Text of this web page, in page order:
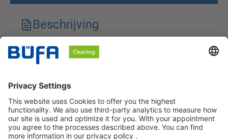
Beschrijving
Technische kenmerken
Veiligheidsinstructies